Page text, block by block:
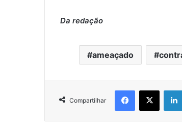
Da redação
ameaçado
Compartilhar